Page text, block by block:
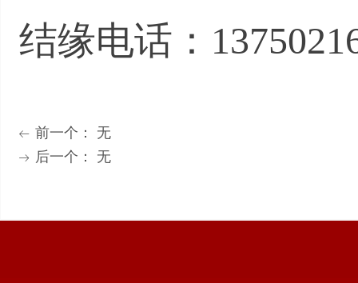
结缘电话：
ꂃ 前一个： 无
ꁹ 后一个： 无